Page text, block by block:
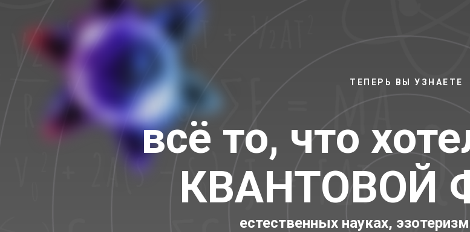
всё то, что
КВАНТОВОЙ
естественных науках,
ТЕПЕРЬ ВЫ УЗНАЕТЕ